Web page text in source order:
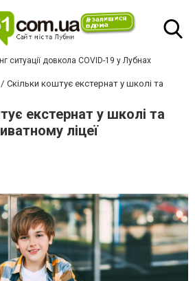
ситуації довкола COVID-19 у Лубнах
Скільки коштує екстернат у школі та
екстернат у школі та
ліцеї